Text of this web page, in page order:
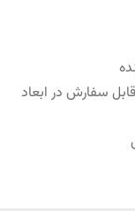
: 4 ، 6 ، 9 ، 12 متری ( قابل سفارش در ابعاد